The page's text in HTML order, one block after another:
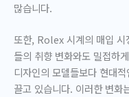
많습니다.
또한, Rolex 시계의 매입 시
들의 취향 변화와도 밀접하
디자인의 모델들보다 현대
끌고 있습니다. 이러한 변화